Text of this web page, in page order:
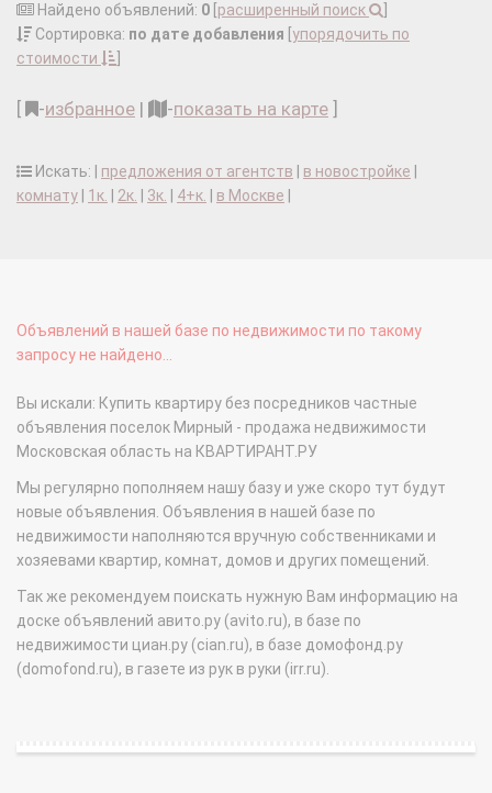
Найдено объявлений: 0 расширенный поиск
Сортировка: по дате добавления упорядочить по
стоимости
-избранное | -показать на карте
Искать: | предложения от агентств в новостройке
комнату
1к. 2к. 3к. 4+к. в Москве
Объявлений в нашей базе по недвижимости по такому
запросу не найдено...
Вы искали: Купить квартиру без посредников частные
объявления поселок Мирный - продажа недвижимости
Московская область на КВАРТИРАНТ.РУ
Мы регулярно пополняем нашу базу и уже скоро тут будут
новые объявления. Объявления в нашей базе по
недвижимости наполняются вручную собственниками и
хозяевами квартир, комнат, домов и других помещений.
Так же рекомендуем поискать нужную Вам информацию на
доске объявлений авито.ру (avito.ru), в базе по
недвижимости циан.ру (cian.ru), в базе домофонд.ру
(domofond.ru), в газете из рук в руки (irr.ru).